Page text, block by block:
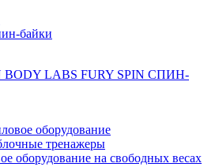
байки
BODY LABS FURY SPIN СПИН-
оборудование
тренажеры
оборудование на свободных весах